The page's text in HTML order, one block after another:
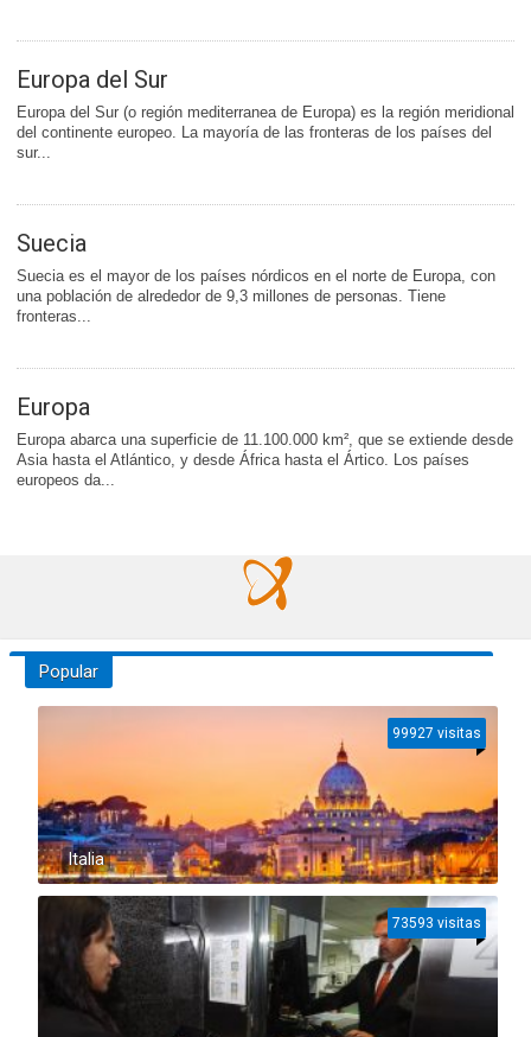
Europa del Sur
Europa del Sur (o región mediterranea de Europa) es la región meridional
del continente europeo. La mayoría de las fronteras de los países del
sur...
Suecia
Suecia es el mayor de los países nórdicos en el norte de Europa, con
una población de alrededor de 9,3 millones de personas. Tiene
fronteras...
Europa
Europa abarca una superficie de 11.100.000 km², que se extiende desde
Asia hasta el Atlántico, y desde África hasta el Ártico. Los países
europeos da...
Popular
Italia
99927 visitas
73593 visitas